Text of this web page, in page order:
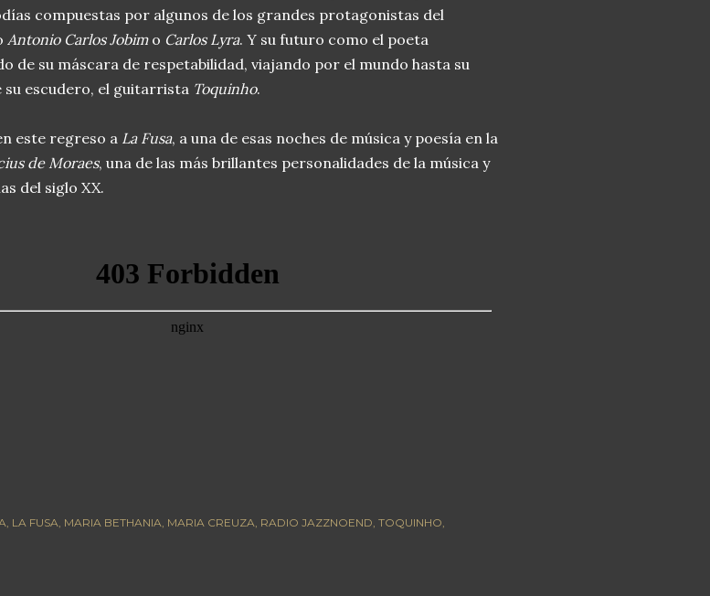
compuestas por algunos de los grandes protagonistas del
Antonio Carlos Jobimo Carlos Lyra. Y su futuro como el poeta
de su máscara de respetabilidad, viajando por el mundo hasta su
su escudero, el guitarrista Toquinho.
este regreso a La Fusa, a una de esas noches de música y poesía en la
de Moraes, una de las más brillantes personalidades de la música y
del siglo XX.
LA FUSA MARIA BETHANIA MARIA CREUZA RADIO JAZZNOEND TOQUINHO